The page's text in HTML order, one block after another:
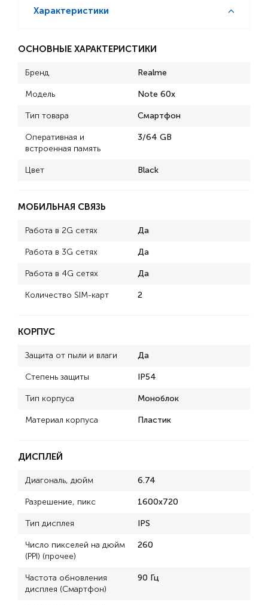
Характеристики
ОСНОВНЫЕ ХАРАКТЕРИСТИКИ
Бренд Realme
Модель Note 60x
Тип товара Смартфон
Оперативная и
встроенная память
3/64 GB
Цвет Black
МОБИЛЬНАЯ СВЯЗЬ
Работа в 2G сетях Да
Работа в 3G сетях Да
Работа в 4G сетях Да
Количество SIM-карт 2
КОРПУС
Защита от пыли и влаги Да
Степень защиты IP54
Тип корпуса Моноблок
Материал корпуса Пластик
ДИСПЛЕЙ
Диагональ, дюйм 6.74
Разрешение, пикс 1600x720
Тип дисплея IPS
Число пикселей на дюйм
(PPI) (прочее)
260
Частота обновления
дисплея (Смартфон)
90 Гц